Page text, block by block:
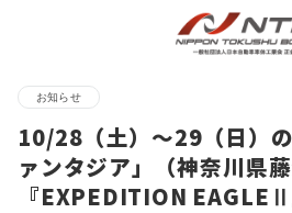
お知らせ
10/28（土）～29（日）
ァンタジア」（神奈川県
『EXPEDITION